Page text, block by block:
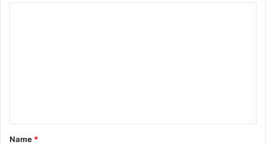
*
Name *